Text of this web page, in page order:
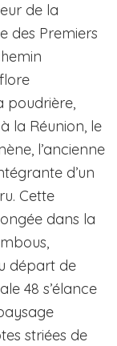
de la
des Premiers
poudrière,
la Réunion, le
l’ancienne
d’un
Cette
dans la
départ de
48 s’élance
striées de